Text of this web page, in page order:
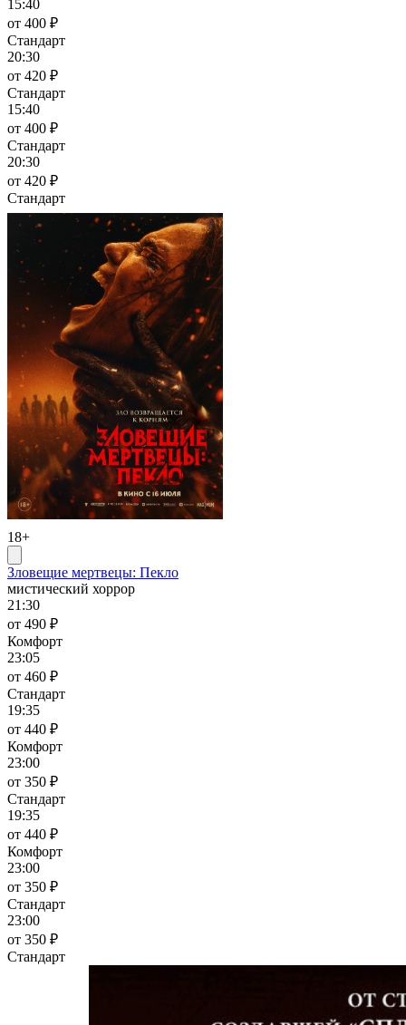
15:40
от 400 ₽
Стандарт
20:30
от 420 ₽
Стандарт
15:40
от 400 ₽
Стандарт
20:30
от 420 ₽
Стандарт
18+
Зловещие мертвецы: Пекло
мистический хоррор
21:30
от 490 ₽
Комфорт
23:05
от 460 ₽
Стандарт
19:35
от 440 ₽
Комфорт
23:00
от 350 ₽
Стандарт
19:35
от 440 ₽
Комфорт
23:00
от 350 ₽
Стандарт
23:00
от 350 ₽
Стандарт